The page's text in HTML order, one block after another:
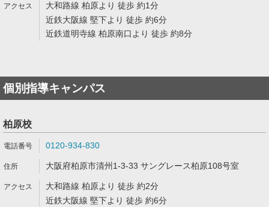
大和路線 柏原より 徒歩 約1分
近鉄大阪線 堅下より 徒歩 約6分
近鉄道明寺線 柏原南口より 徒歩 約8分
個別指導キャンパス
柏原校
0120-934-830
大阪府柏原市清州1-3-33 サングレース柏原108号室
大和路線 柏原より 徒歩 約2分
近鉄大阪線 堅下より 徒歩 約6分